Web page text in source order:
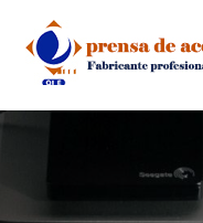
content